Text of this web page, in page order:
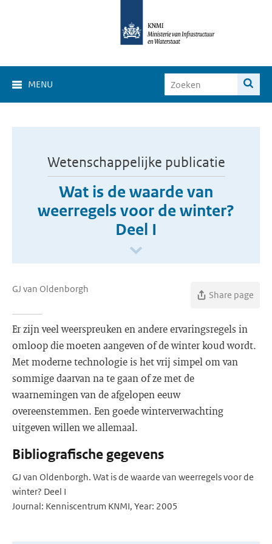
MENU
Wetenschappelijke publicatie
Wat is de waarde van
weerregels voor de winter?
Deel I
GJ van Oldenborgh
Share page
Er zijn veel weerspreuken en andere ervaringsregels in
omloop die moeten aangeven of de winter koud wordt.
Met moderne technologie is het vrij simpel om van
sommige daarvan na te gaan of ze met de
waarnemingen van de afgelopen eeuw
overeenstemmen. Een goede winterverwachting
uitgeven willen we allemaal.
Bibliografische gegevens
GJ van Oldenborgh. Wat is de waarde van weerregels voor de
winter? Deel I
Journal: Kenniscentrum KNMI, Year: 2005